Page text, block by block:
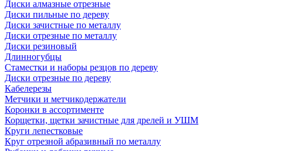
Диски алмазные отрезные
Диски пильные по дереву
Диски зачистные по металлу
Диски отрезные по металлу
Диски резиновый
Длинногубцы
Стаместки и наборы резцов по дереву
Диски отрезные по дереву
Кабелерезы
Метчики и метчикодержатели
Коронки в ассортименте
Корщетки, щетки зачистные для дрелей и УШМ
Круги лепестковые
Круг отрезной абразивный по металлу